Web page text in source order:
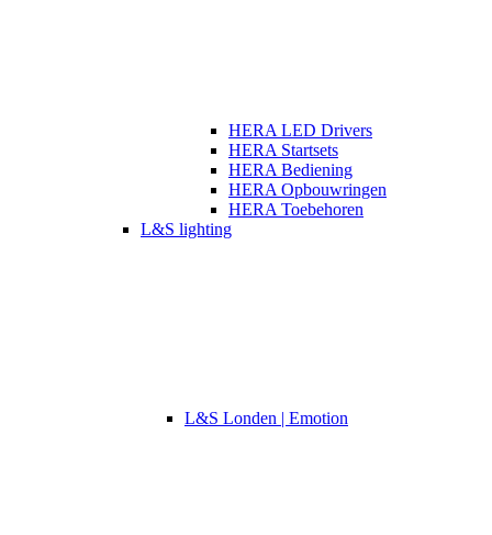
HERA LED Drivers
HERA Startsets
HERA Bediening
HERA Opbouwringen
HERA Toebehoren
L&S lighting
L&S Londen | Emotion